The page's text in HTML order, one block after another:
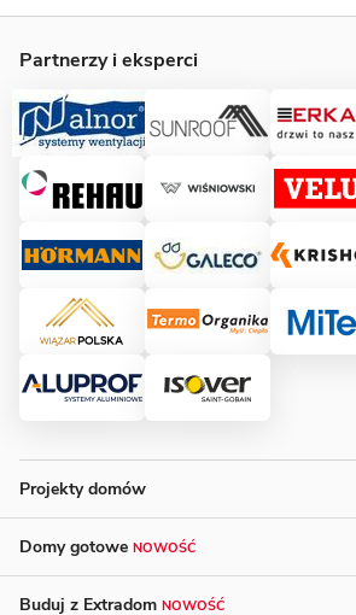
Partnerzy i eksperci
Projekty domów
Domy gotowe NOWOŚĆ
Buduj z Extradom NOWOŚĆ